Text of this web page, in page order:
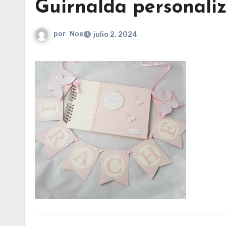
Guirnalda
por Noe julio 2, 2024